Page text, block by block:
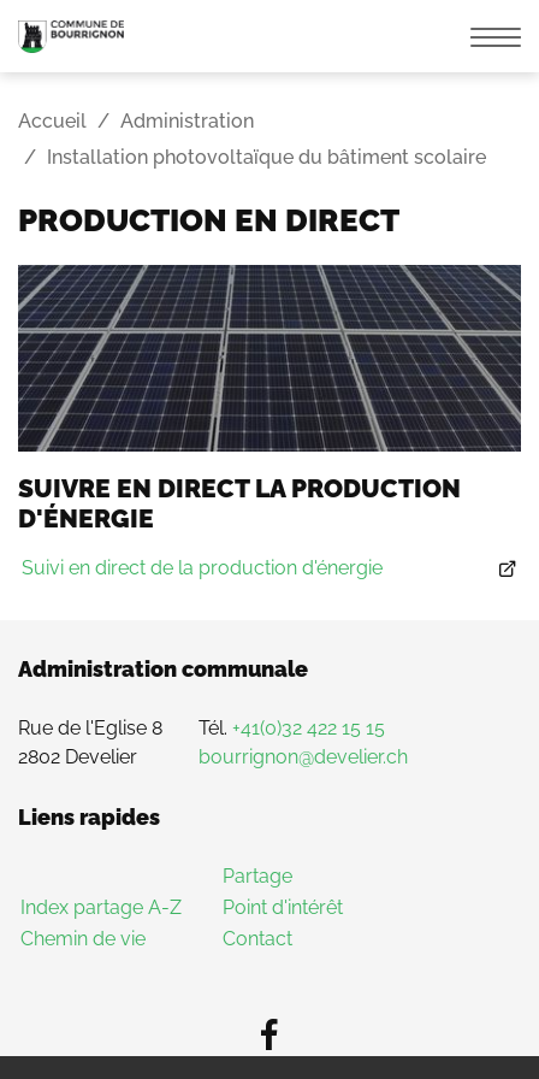
la
Accueil
Administration
Installation photovoltaïque du bâtiment scolaire
PRODUCTION EN DIRECT
SUIVRE EN DIRECT LA PRODUCTION
D'ÉNERGIE
Suivi en direct de la production d'énergie
Administration communale
Rue de l'Eglise 8
2802 Develier
Tél. +41(0)32 422 15 15
bourrignon@develier.ch
Liens rapides
Index partage A-Z
Chemin de vie
Partage
Point d'intérêt
Contact